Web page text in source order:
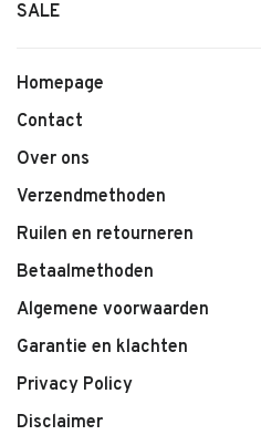
SALE
Homepage
Contact
Over ons
Verzendmethoden
Ruilen en retourneren
Betaalmethoden
Algemene voorwaarden
Garantie en klachten
Privacy Policy
Disclaimer